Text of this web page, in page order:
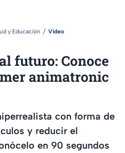
y Educación Video
futuro: Conoce
animatronic
con forma de
y reducir el
en 90 segundos